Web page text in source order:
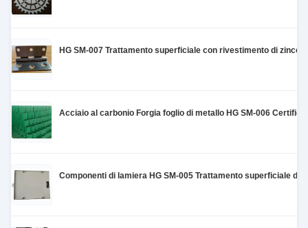
HG SM-007 Trattamento superficiale con rivestimento di zinco
Acciaio al carbonio Forgia foglio di metallo HG SM-006
Componenti di lamiera HG SM-005 Trattamento superficiale di